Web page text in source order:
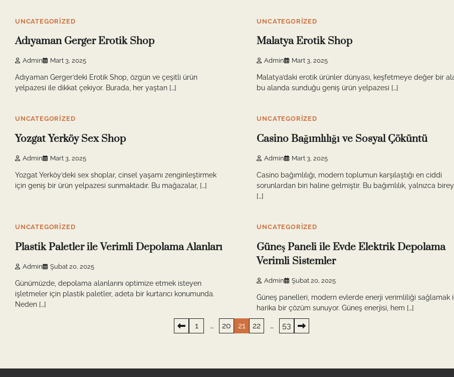
UNCATEGORIZED
Adıyaman Gerger Erotik Shop
Admin Mart 3, 2025
Adıyaman Gerger’deki Erotik Shop, özgün ve çeşitli ürün
yelpazesi ile dikkat çekiyor. Burada, her yaştan […]
UNCATEGORIZED
Malatya Erotik Shop
Admin Mart 3, 2025
Malatya’daki erotik ürünler dünyası, keşfetmeye değer bir
bu alanda sunduğu geniş ürün yelpazesi […]
UNCATEGORIZED
Yozgat Yerköy Sex Shop
Admin Mart 3, 2025
Yozgat Yerköy’deki sex shoplar, cinsel yaşamı zenginleştirmek
için geniş bir ürün yelpazesi sunmaktadır. Bu mağazalar, […]
UNCATEGORIZED
Casino Bağımlılığı ve Sosyal Çöküntü
Admin Mart 3, 2025
Casino bağımlılığı, modern toplumun karşılaştığı en ciddi
sorunlardan biri haline gelmiştir. Bu bağımlılık, yalnızca
[…]
UNCATEGORIZED
Plastik Paletler ile Verimli Depolama Alanları
Admin Şubat 20, 2025
Günümüzde, depolama alanlarını optimize etmek isteyen
işletmeler için plastik paletler, adeta bir kurtarıcı konumunda.
Neden […]
UNCATEGORIZED
Güneş Paneli ile Evde Elektrik Depolama
Verimli Sistemler
Admin Şubat 20, 2025
Güneş panelleri, modern evlerde enerji verimliliği sağlamak
harika bir çözüm sunuyor. Güneş enerjisi, hem […]
1 … 20 21 22 … 53